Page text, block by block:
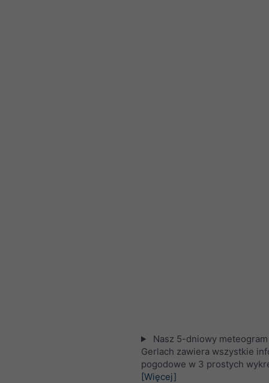
Nasz 5-dniowy
Gerlach zawiera wszystkie
pogodowe w 3 prostych
[Więcej]